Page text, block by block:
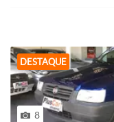
DESTAQUE
8